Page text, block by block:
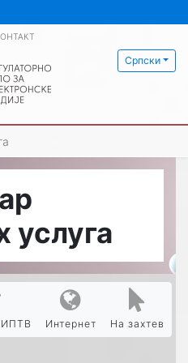
Српски
услуга
ИПТВ Интернет На захтев